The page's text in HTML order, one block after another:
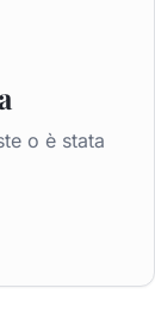
o è stata